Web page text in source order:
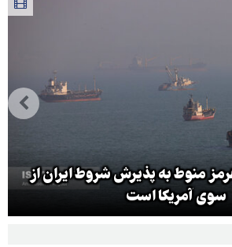
منوط به پذیرش شروط ایران از
سوی آمریکا است